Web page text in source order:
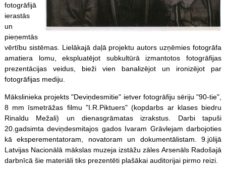
fotogrāfijā
ierastās
un
pieņemtās
vērtību sistēmas. Lielākajā daļā projektu autors uzņēmies fotogrāfa
amatiera lomu, ekspluatējot subkultūrā izmantotos fotogrāfijas
prezentācijas veidus, bieži vien banalizējot un ironizējot par
fotogrāfijas mediju.
Mākslinieka projekts "Deviņdesmitie" ietver fotogrāfiju sēriju "90-tie",
8 mm īsmetrāžas filmu "I.R.Piktuers" (kopdarbs ar klases biedru
Rinaldu Mežali) un dienasgrāmatas izrakstus. Darbi tapuši
20.gadsimta deviņdesmitajos gados Ivaram Grāvlejam darbojoties
kā eksperementatoram, novatoram un dokumentālistam. 9.jūlijā
Latvijas Nacionālā mākslas muzeja izstāžu zāles Arsenāls Radošajā
darbnīcā šie materiāli tiks prezentēti plašākai auditorijai pirmo reizi.